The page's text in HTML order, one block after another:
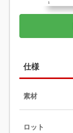
仕様
素材
ロット